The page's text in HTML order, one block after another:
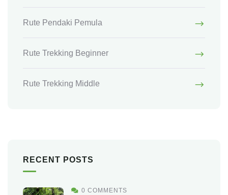
Rute Pendaki Pemula
Rute Trekking Beginner
Rute Trekking Middle
RECENT POSTS
0 COMMENTS